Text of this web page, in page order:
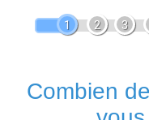
1 2 3
Combien